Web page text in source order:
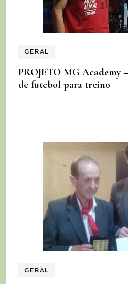
GERAL
PROJETO MG Academy
de futebol para treino
GERAL